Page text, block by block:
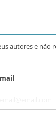
autores e não